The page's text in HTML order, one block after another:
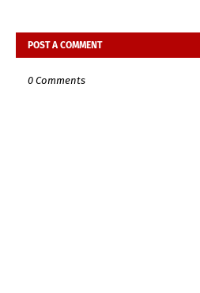
POST A COMMENT
0 Comments